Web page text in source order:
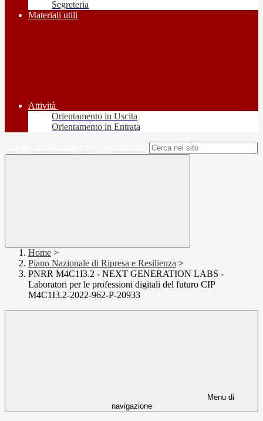
Segreteria
Materiali utili
Attività
Orientamento in Uscita
Orientamento in Entrata
Home >
Piano Nazionale di Ripresa e Resilienza >
PNRR M4C1I3.2 - NEXT GENERATION LABS -
Laboratori per le professioni digitali del futuro CIP
M4C1I3.2-2022-962-P-20933
Menu di
navigazione